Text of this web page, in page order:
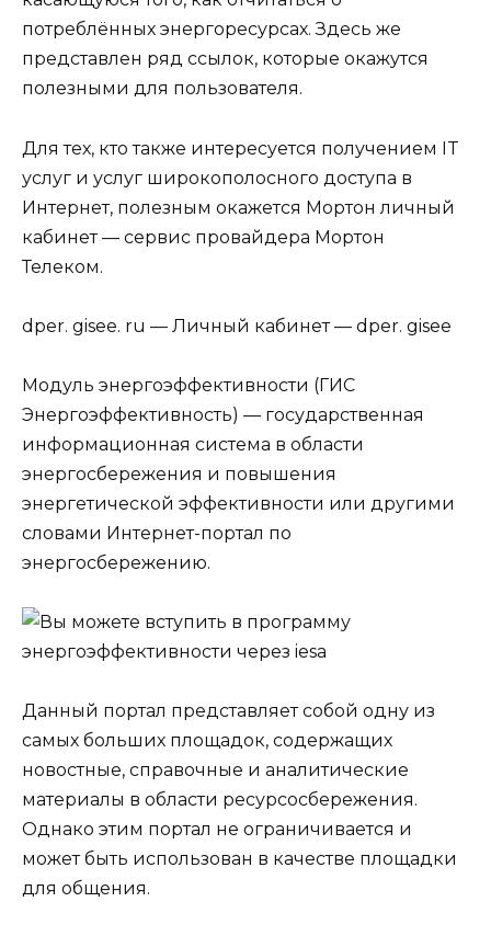
потреблённых энергоресурсах. Здесь же
представлен ряд ссылок, которые окажутся
полезными для пользователя.
Для тех, кто также интересуется получением IT
услуг и услуг широкополосного доступа в
Интернет, полезным окажется Мортон личный
кабинет — сервис провайдера Мортон
Телеком.
dper. gisee. ru — Личный кабинет — dper. gisee
Модуль энергоэффективности (ГИС
Энергоэффективность) — государственная
информационная система в области
энергосбережения и повышения
энергетической эффективности или другими
словами Интернет-портал по
энергосбережению.
Данный портал представляет собой одну из
самых больших площадок, содержащих
новостные, справочные и аналитические
материалы в области ресурсосбережения.
Однако этим портал не ограничивается и
может быть использован в качестве площадки
для общения.